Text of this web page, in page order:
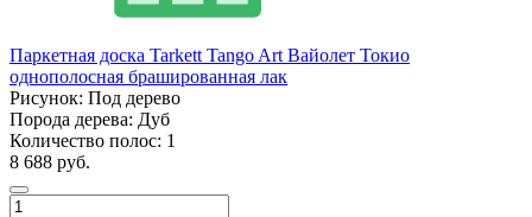
Паркетная доска Tarkett Tango Art Вайолет Токио
однополосная брашированная лак
Рисунок: Под дерево
Порода дерева: Дуб
Количество полос: 1
8 688 руб.